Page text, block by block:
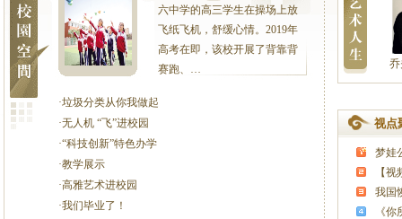
六中学的高三学生在操场上放
飞纸飞机，舒缓心情。2019年
高考在即，该校开展了背靠背
赛跑、…
·垃圾分类从你我做起
·无人机 “飞”进校园
·“科技创新”特色办学
·教学展示
·高雅艺术进校园
·我们毕业了！
乔
视点
梦娃
【
我国
《